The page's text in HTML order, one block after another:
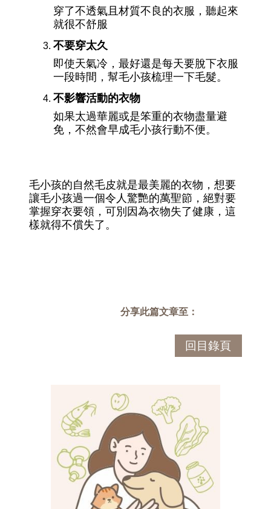
穿了不透氣且材質不良的衣服，聽起來
就很不舒服
不要穿太久
即使天氣冷，最好還是每天要脫下衣服
一段時間，幫毛小孩梳理一下毛髮。
不影響活動的衣物
如果太過華麗或是笨重的衣物盡量避
免，不然會早成毛小孩行動不便。
毛小孩的自然毛皮就是最美麗的衣物，想要
讓毛小孩過一個令人驚艷的萬聖節，絕對要
掌握穿衣要領，可別因為衣物失了健康，這
樣就得不償失了。
分享此篇文章至：
回目錄頁